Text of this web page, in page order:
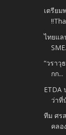
เตรีย
ไทยแ
“วราวุ
กก...
ETDA
ว่าที่
ทีม ศร
คลอ